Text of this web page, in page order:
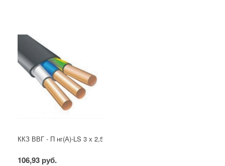
ККЗ ВВГ - П нг(А)-LS 3 х 2,5 ГОСТ
106,93 руб.